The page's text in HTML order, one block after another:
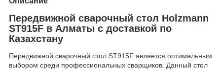
Передвижной сварочный стол Holzmann
ST915F в Алматы с доставкой по
Казахстану
Передвижной сварочный стол ST915F является оптимальным
выбором среди профессиональных сварщиков. Данный стол